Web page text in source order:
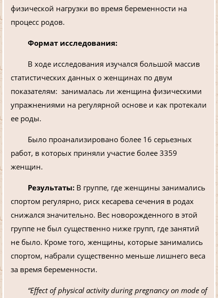
физической нагрузки во время беременности на
процесс родов.
Формат исследования:
В ходе исследования изучался большой массив
статистических данных о женщинах по двум
показателям: занималась ли женщина физическими
упражнениями на регулярной основе и как протекали
ее роды.
Было проанализировано более 16 серьезных
работ, в которых приняли участие более 3359
женщин.
Результаты: В группе, где женщины занимались
спортом регулярно, риск кесарева сечения в родах
снижался значительно. Вес новорожденного в этой
группе не был существенно ниже групп, где занятий
не было. Кроме того, женщины, которые занимались
спортом, набрали существенно меньше лишнего веса
за время беременности.
“Effect of physical activity during pregnancy on mode of